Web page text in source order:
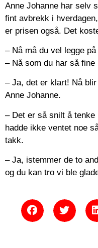
Anne Johanne har selv
fint avbrekk i
er prisen også. Det
– Nå må du vel legge
– Nå som du har så fine
– Ja, det er klart! Nå
Anne Johanne.
– Det er så snilt å tenke
hadde ikke ventet noe
takk.
– Ja, istemmer de to
og du kan tro vi ble